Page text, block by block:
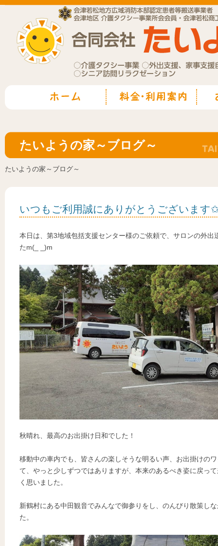
たいようの家～ブログ～
たいようの家～ブログ～
いつもご利用誠にありがとうございます
本日は、第3地域包括支援センター様のご依頼で、サロンの外出
たm(_ _)m
秋晴れ、最高のお出掛け日和でした！
移動中の車内でも、皆さんの楽しそうな明るい声、お出掛けの
て、やっと少しずつではありますが、本来のあるべき姿に戻っ
く思いました。
新鶴村にある中田観音でみんなで御参りをし、のんびり散策し
た。